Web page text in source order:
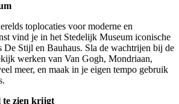
toplocaties voor moderne en
vind je in het Stedelijk Museum iconische
De Stijl en Bauhaus. Sla de wachtrijen bij de
werken van Van Gogh, Mondriaan,
meer, en maak in je eigen tempo gebruik
te zien krijgt